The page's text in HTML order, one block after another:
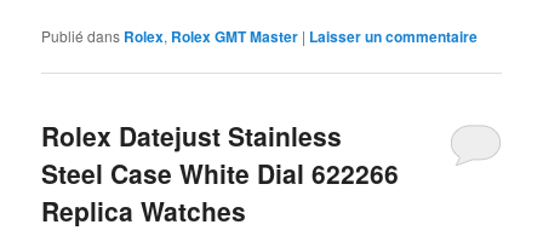
Publié dans Rolex, Rolex GMT Master | Laisser un commentaire
Rolex Datejust Stainless
Steel Case White Dial 622266
Replica Watches